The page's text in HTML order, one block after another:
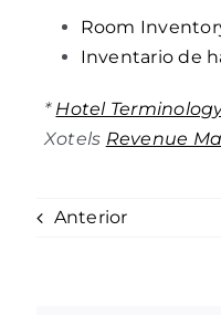
Room
Inventario de
* Hotel
Xotels Revenue
Anterior